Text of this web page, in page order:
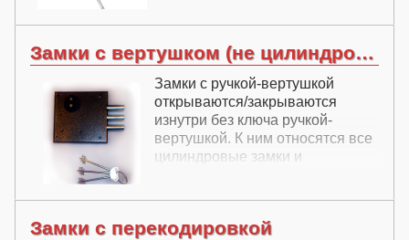
Замки с вертушком (не цилиндровые)
Замки с ручкой-вертушкой
открываются/закрываются
изнутри без ключа ручкой-
вертушкой. К ним относятся все
цилиндровые замки и
Замки с перекодировкой